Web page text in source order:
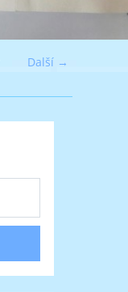
Další →